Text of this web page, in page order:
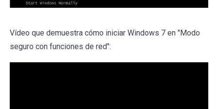
Vídeo que demuestra cómo iniciar Windows 7 en "Modo
seguro con funciones de red":